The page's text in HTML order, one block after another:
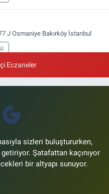
J Osmaniye Bakırköy İstanbul
Eczaneler
sizleri buluştururken,
Şatafattan kaçınıyor
bir altyapı sunuyor.